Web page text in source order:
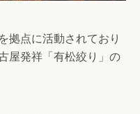
拠点に活動されており
屋発祥「有松絞り」の